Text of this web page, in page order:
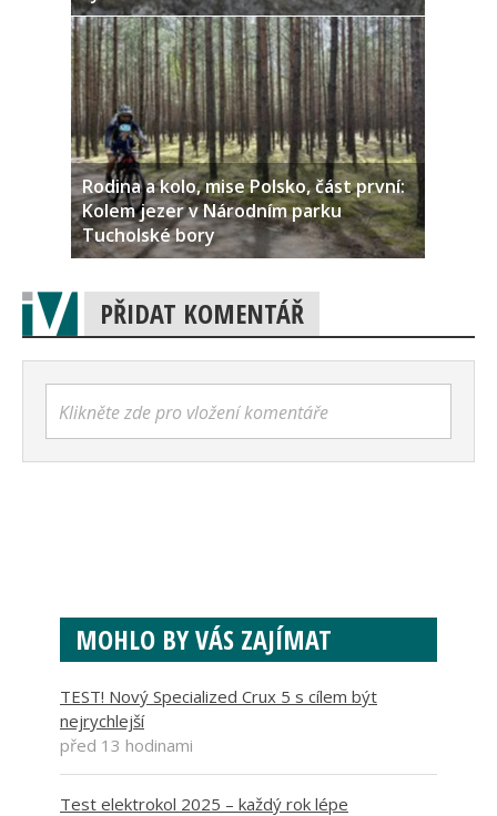
Rodina a kolo, mise Polsko, část první:
Kolem jezer v Národním parku
Tucholské bory
PŘIDAT KOMENTÁŘ
Klikněte zde pro vložení komentáře
MOHLO BY VÁS ZAJÍMAT
TEST! Nový Specialized Crux 5 s cílem být
nejrychlejší
před 13 hodinami
Test elektrokol 2025 – každý rok lépe